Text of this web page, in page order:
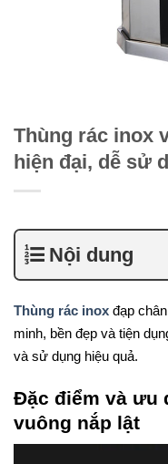
Thùng rác inox
hiện đại, dễ sử
Nội dung
Thùng rác inox đạp
minh, bền đẹp và tiện
và sử dụng hiệu quả.
Đặc điểm và ưu
vuông nắp lật